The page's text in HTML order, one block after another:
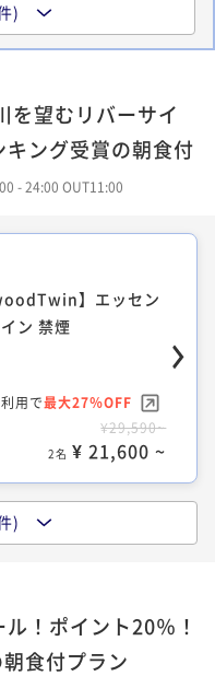
Twin】オーセ
用で
最大27％OFF
¥20,378~
2名 ¥ 14,875 ~
¥23,178~
¥ 16,919 ~
ッセンシャル ツイ
用で 最大27％OFF
¥23,178~
)
を望むリバーサイ
ング受賞の朝食付
- 24:00 OUT11:00
】エッセン
ン 禁煙
用で最大27％OFF
¥29,590~
2名 ¥ 21,600 ~
Twin】オーセ
用で 最大27％OFF
)
！ポイント20％！
食付プラン